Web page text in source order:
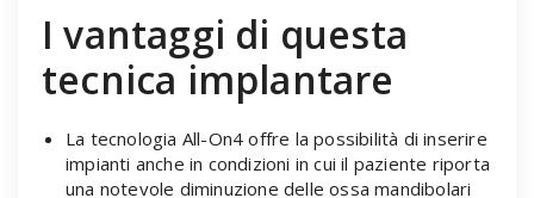
I vantaggi di questa
tecnica implantare
La tecnologia All-On4 offre la possibilità di inserire
impianti anche in condizioni in cui il paziente riporta
una notevole diminuzione delle ossa mandibolari